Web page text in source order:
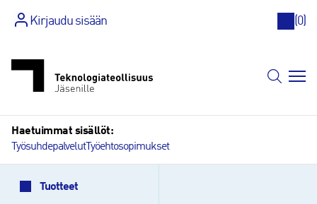
sisältöön
Kirjaudu sisään (0)
Haetuimmat sisällöt:
TyösuhdepalvelutTyöehtosopimukset
Tuotteet